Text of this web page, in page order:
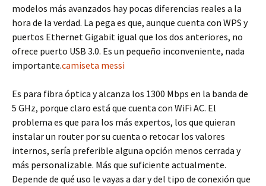
modelos más avanzados hay pocas diferencias reales a la
hora de la verdad. La pega es que, aunque cuenta con WPS y
puertos Ethernet Gigabit igual que los dos anteriores, no
ofrece puerto USB 3.0. Es un pequeño inconveniente, nada
importante.camiseta messi
Es para fibra óptica y alcanza los 1300 Mbps en la banda de
5 GHz, porque claro está que cuenta con WiFi AC. El
problema es que para los más expertos, los que quieran
instalar un router por su cuenta o retocar los valores
internos, sería preferible alguna opción menos cerrada y
más personalizable. Más que suficiente actualmente.
Depende de qué uso le vayas a dar y del tipo de conexión que